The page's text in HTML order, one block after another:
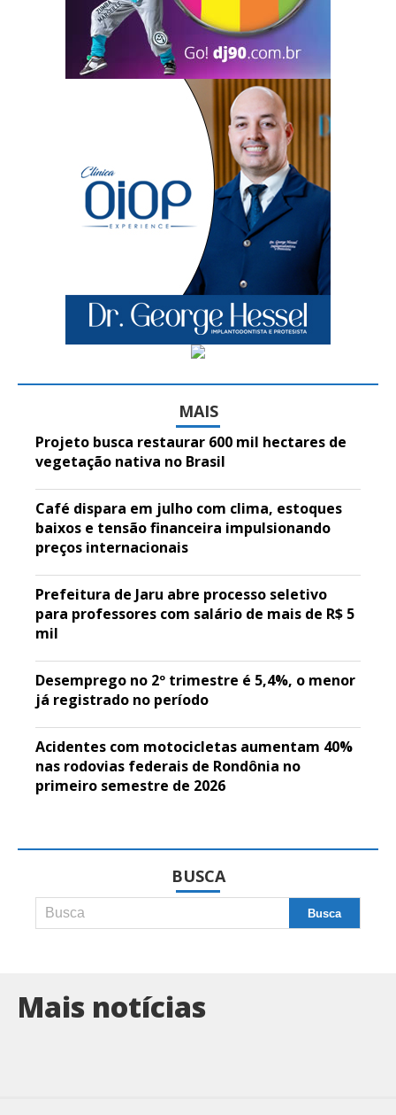
MAIS
Projeto busca restaurar 600 mil hectares de
vegetação nativa no Brasil
Café dispara em julho com clima, estoques
baixos e tensão financeira impulsionando
preços internacionais
Prefeitura de Jaru abre processo seletivo
para professores com salário de mais de R$ 5
mil
Desemprego no 2º trimestre é 5,4%, o menor
já registrado no período
Acidentes com motocicletas aumentam 40%
nas rodovias federais de Rondônia no
primeiro semestre de 2026
BUSCA
Mais notícias